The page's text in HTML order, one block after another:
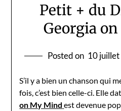
Petit + du
Georgia
Posted on 10
S’il y a bien un chanson qui
fois, c’est bien celle-ci. Elle
on My Mind est devenue